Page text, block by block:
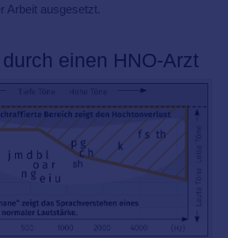
Arbeit ausgesetzt.
einen HNO-Arzt